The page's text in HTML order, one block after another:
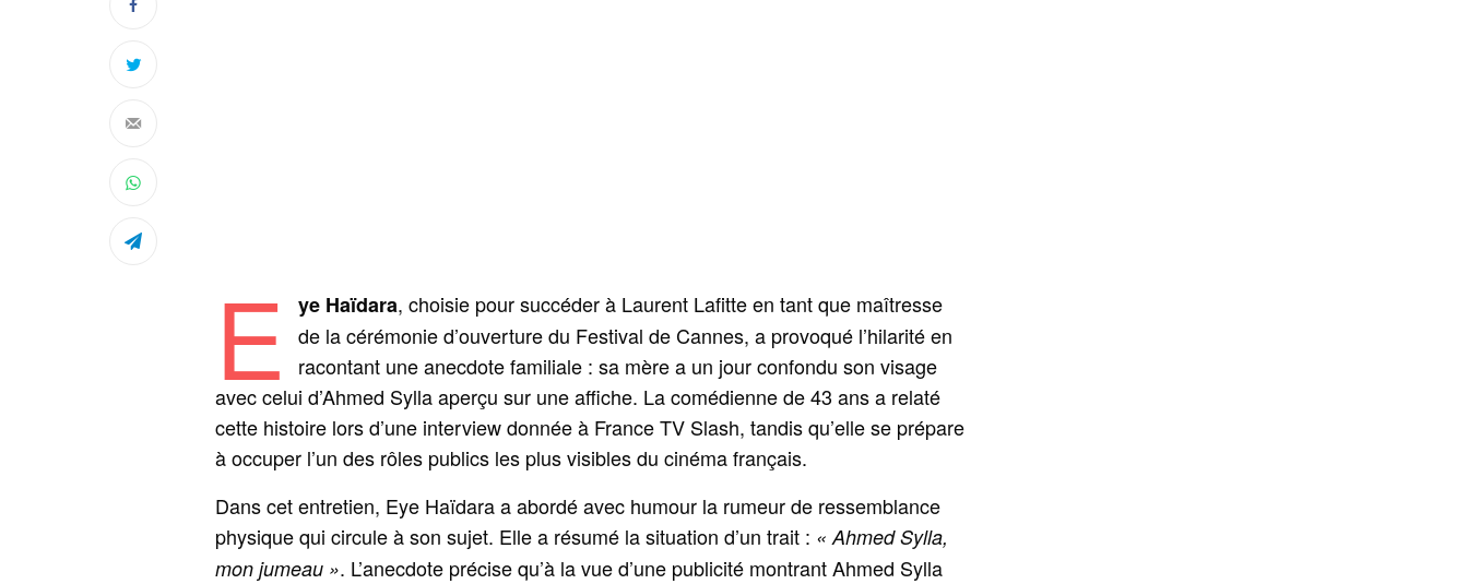
E ye Haïdara, choisie pour succéder à Laurent Lafitte en tant que maîtresse
de la cérémonie d’ouverture du Festival de Cannes, a provoqué l’hilarité en
racontant une anecdote familiale : sa mère a un jour confondu son visage
avec celui d’Ahmed Sylla aperçu sur une affiche. La comédienne de 43 ans a relaté
cette histoire lors d’une interview donnée à France TV Slash, tandis qu’elle se prépare
à occuper l’un des rôles publics les plus visibles du cinéma français.
Dans cet entretien, Eye Haïdara a abordé avec humour la rumeur de ressemblance
physique qui circule à son sujet. Elle a résumé la situation d’un trait : « Ahmed Sylla,
mon jumeau ». L’anecdote précise qu’à la vue d’une publicité montrant Ahmed Sylla